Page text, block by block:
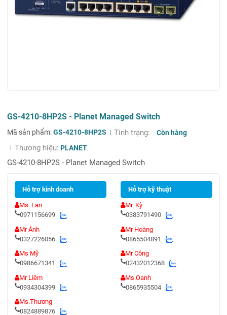
GS-4210-8HP2S - Planet Managed Switch
Mã sản phẩm:GS-4210-8HP2S Tình trạng: Còn hàng
Thương hiệu: PLANET
GS-4210-8HP2S - Planet Managed Switch
Hỗ trợ kinh doanh
Ms. Lan
0971156699
Mr Ánh
0327226056
Ms Mỹ
0986671341
Mr Liêm
0934304399
Ms.Thương
0824889876
Hỗ trợ kỹ thuật
Mr. Kỳ
0383791490
Mr Hoàng
0865504891
Mr Công
02432012368
Ms.Oanh
0865935504